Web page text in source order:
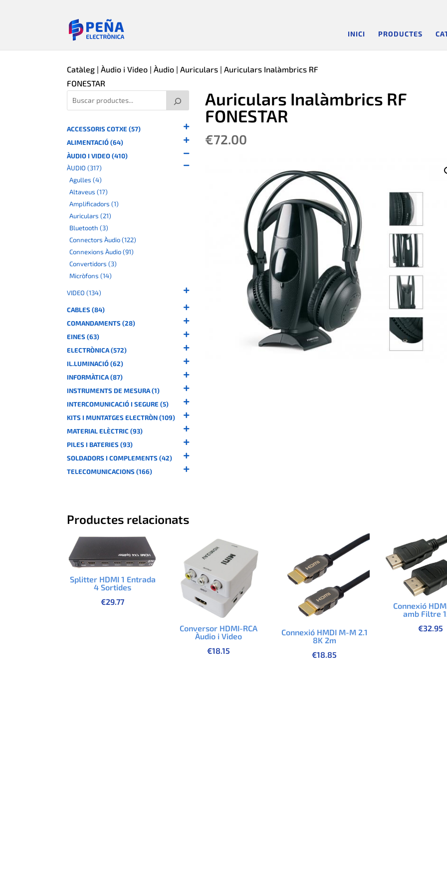
INICI PRODUCTES
Catàleg | Àudio i Video | Àudio | Auriculars | Auriculars Inalàmbrics RF
FONESTAR
ACCESSORIS COTXE (57)
ALIMENTACIÓ (64)
ÀUDIO I VIDEO (410)
ÀUDIO (317)
Agulles (4)
Altaveus (17)
Amplificadors (1)
Auriculars (21)
Bluetooth (3)
Connectors Àudio (122)
Connexions Àudio (91)
Convertidors (3)
Micròfons (14)
VIDEO (134)
CABLES (84)
COMANDAMENTS (28)
EINES (63)
ELECTRÒNICA (572)
IL.LUMINACIÓ (62)
INFORMÀTICA (87)
INSTRUMENTS DE MESURA (1)
INTERCOMUNICACIÓ I SEGURE (5)
KITS I MUNTATGES ELECTRÒN (109)
MATERIAL ELÈCTRIC (93)
PILES I BATERIES (93)
SOLDADORS I COMPLEMENTS (42)
TELECOMUNICACIONS (166)
Auriculars Inalàmbrics RF
FONESTAR
€72.00
Productes relacionats
Splitter HDMI 1 Entrada
4 Sortides
€29.77
Conversor HDMI-RCA
Àudio i Video
€18.15
Connexió HMDI M-M 2.1
8K 2m
€18.85
Connexió
amb Filtre
€32.95